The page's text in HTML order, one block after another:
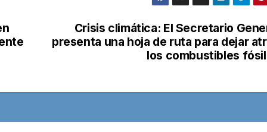
Crisis climática: El Secretario
presenta una hoja de ruta para dejar
los combustibles